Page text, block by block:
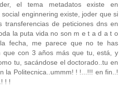
el tema metadatos existe en
enginnering existe, joder que si
transferencias de peticiones dns en
la puta vida no son m e t a d a t o
fecha, me parece que no te has
que con 3 años más que tu, está, y
tu, sacándose el doctorado..tu en
la Politecnica..ummm! ! !...!!! en fin..!
! !